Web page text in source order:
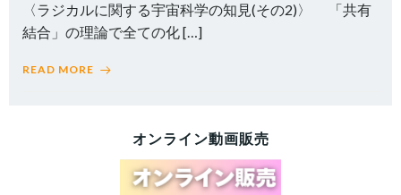
〈ラジカルに関する宇宙科学の知見(その2)〉 「共有
結合」の理論で全ての化 […]
READ MORE
オンライン動画販売